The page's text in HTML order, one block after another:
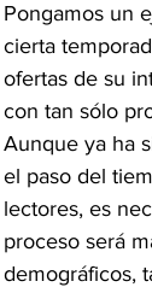
Pongamos un
cierta
ofertas de su
con tan sólo
Aunque ya ha
el paso del
lectores, es
proceso será
demográficos,